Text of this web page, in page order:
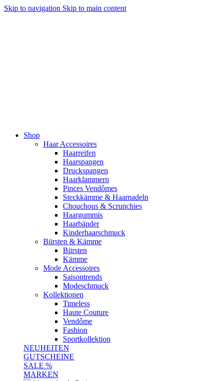
Skip to navigation Skip to main content
Shop
Haar Accessoires
Haarreifen
Haarspangen
Druckspangen
Haarklammern
Pinces Vendômes
Steckkämme & Haarnadeln
Chouchous & Scrunchies
Haargummis
Haarbänder
Kinderhaarschmuck
Bürsten & Kämme
Bürsten
Kämme
Mode Accessoires
Saisontrends
Modeschmuck
Kollektionen
Timeless
Haute Couture
Vendôme
Fashion
Sportkollektion
NEUHEITEN
GUTSCHEINE
SALE %
MARKEN